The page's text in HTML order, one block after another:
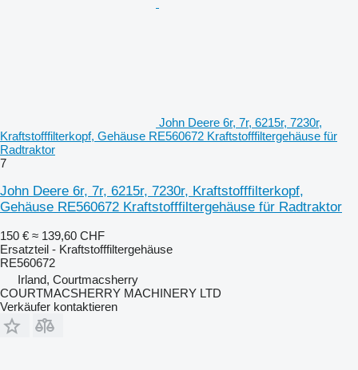
John Deere 6r, 7r, 6215r, 7230r,
Kraftstofffilterkopf, Gehäuse RE560672 Kraftstofffiltergehäuse für
Radtraktor
7
John Deere 6r, 7r, 6215r, 7230r, Kraftstofffilterkopf,
Gehäuse RE560672 Kraftstofffiltergehäuse für Radtraktor
150 € ≈ 139,60 CHF
Ersatzteil - Kraftstofffiltergehäuse
RE560672
Irland, Courtmacsherry
COURTMACSHERRY MACHINERY LTD
Verkäufer kontaktieren